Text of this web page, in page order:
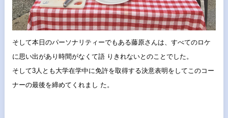
そして本日のパーソナリティーでもある藤原さんは、 すべてのロケ
に思い出があり時間がなくて語 りきれないとのことでした。
そして3人とも大学在学中に免許を取得する決意表明をしてこのコ ー
ナーの最後を締めてくれまし た。